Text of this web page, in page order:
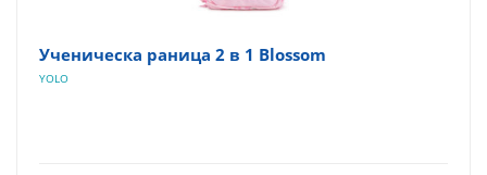
Ученическа раница 2 в 1 Blossom
YOLO